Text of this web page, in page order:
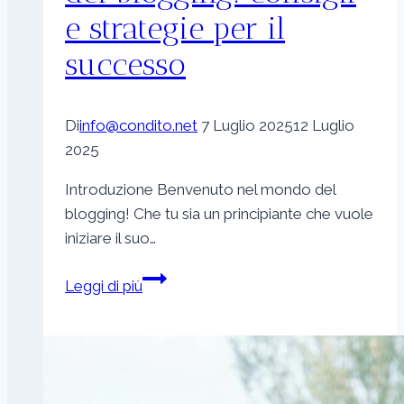
e strategie per il
successo
Diinfo@condito.net 7 Luglio 202512 Luglio
2025
Introduzione Benvenuto nel mondo del
blogging! Che tu sia un principiante che vuole
iniziare il suo…
Leggi di piùGli